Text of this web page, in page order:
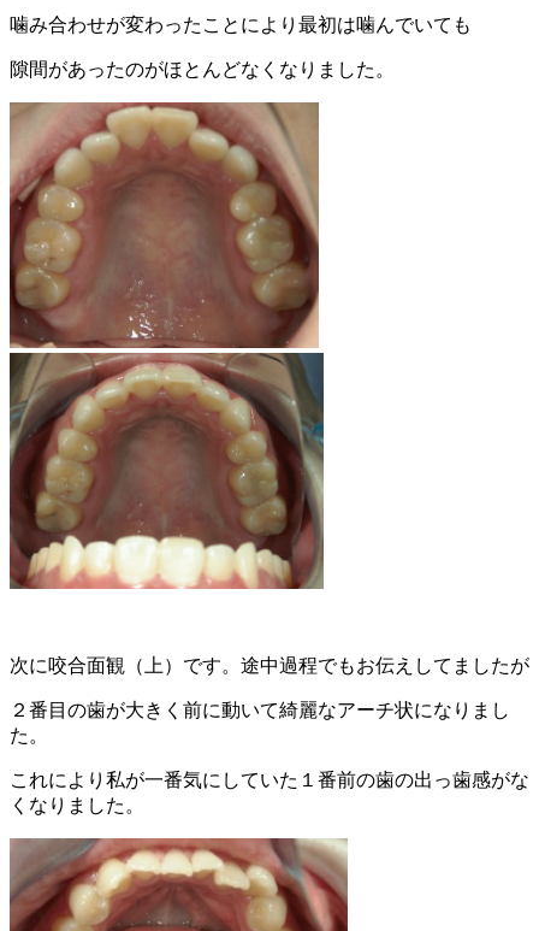
噛み合わせが変わったことにより最初は噛んでいても
隙間があったのがほとんどなくなりました。
次に咬合面観（上）です。途中過程でもお伝えしてましたが
２番目の歯が大きく前に動いて綺麗なアーチ状になりまし
た。
これにより私が一番気にしていた１番前の歯の出っ歯感がな
くなりました。